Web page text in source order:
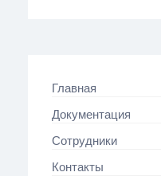
Главная
Документация
Сотрудники
Контакты